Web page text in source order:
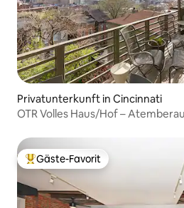
Privatunterkunft in Cincinnati
OTR Volles Haus/Hof – Atemberaubende Aussicht –
Beliebter Gäste-Favorit.
Gäste-Favorit